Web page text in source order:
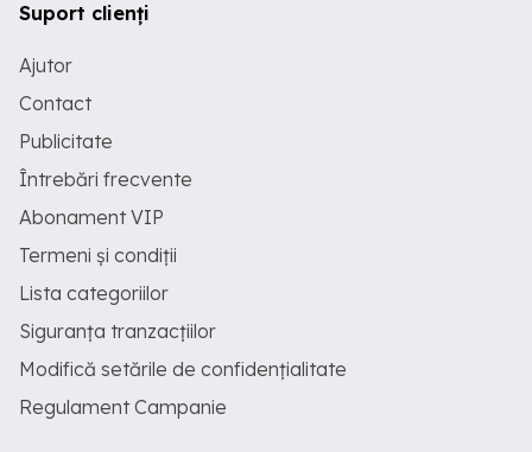
Suport clienți
Ajutor
Contact
Publicitate
Întrebări frecvente
Abonament VIP
Termeni și condiții
Lista categoriilor
Siguranța tranzacțiilor
Modifică setările de confidențialitate
Regulament Campanie